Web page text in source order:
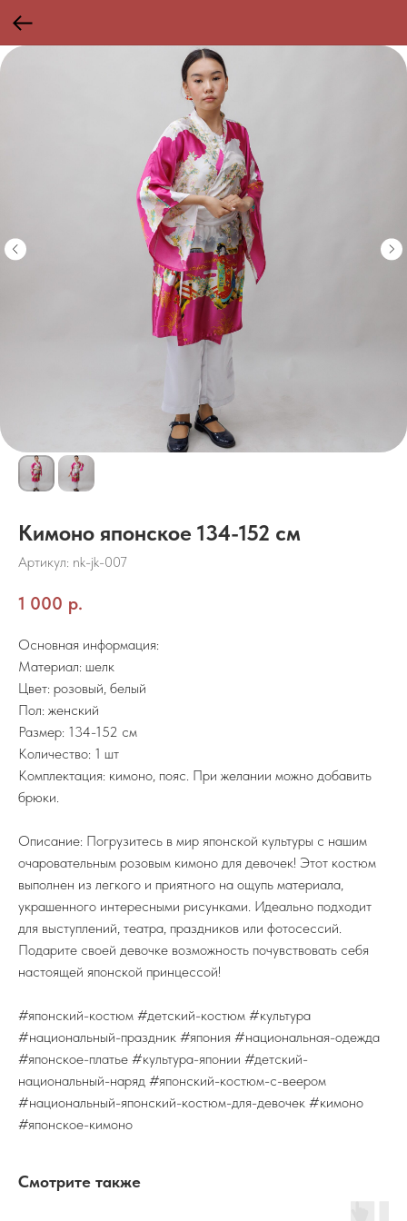
Кимоно японское 134-152 см
Артикул: nk-jk-007
1 000 р.
Основная информация:
Материал: шелк
Цвет: розовый, белый
Пол: женский
Размер: 134-152 см
Количество: 1 шт
Комплектация: кимоно, пояс. При желании можно добавить
брюки.
Описание: Погрузитесь в мир японской культуры с нашим
очаровательным розовым кимоно для девочек! Этот костюм
выполнен из легкого и приятного на ощупь материала,
украшенного интересными рисунками. Идеально подходит
для выступлений, театра, праздников или фотосессий.
Подарите своей девочке возможность почувствовать себя
настоящей японской принцессой!
#японский-костюм #детский-костюм #культура
#национальный-праздник #япония #национальная-одежда
#японское-платье #культура-японии #детский-
национальный-наряд #японский-костюм-с-веером
#национальный-японский-костюм-для-девочек #кимоно
#японское-кимоно
Смотрите также